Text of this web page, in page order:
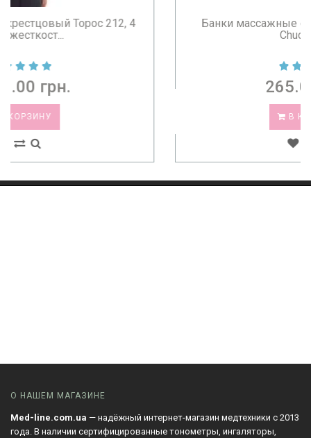
Банки массажные силиконовые БМПН-4
265.00 грн.
О НАШЕМ МАГАЗИНЕ
Med-line.com.ua — надёжный интернет-магазин медтехники с 2013
года. В наличии сертифицированные тонометры, ингаляторы,